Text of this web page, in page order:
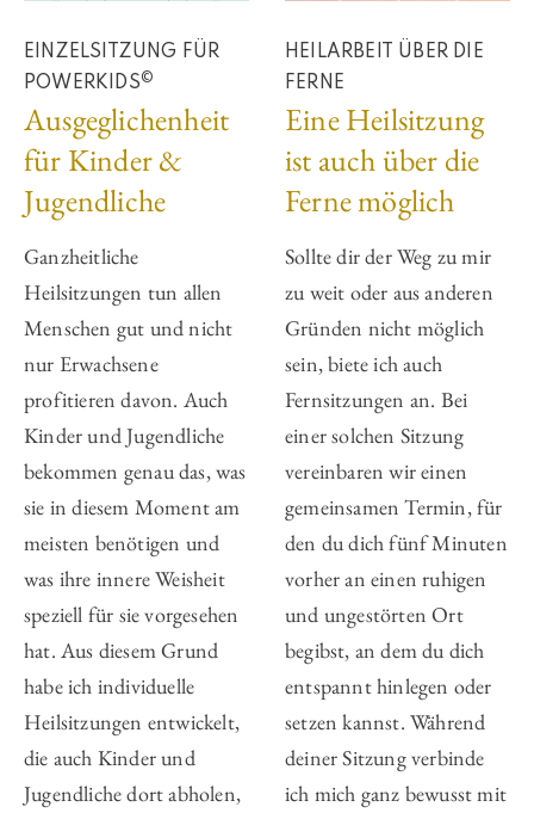
EINZELSITZUNG FÜR
POWERKIDS©
Ausgeglichenheit
für Kinder &
Jugendliche
Ganzheitliche
Heilsitzungen tun allen
Menschen gut und nicht
nur Erwachsene
profitieren davon. Auch
Kinder und Jugendliche
bekommen genau das, was
sie in diesem Mo­ment am
meisten benötigen und
was ihre innere Weisheit
speziell für sie vorgesehen
hat. Aus diesem Grund
habe ich individuelle
Heilsitzungen entwickelt,
die auch Kinder und
Jugendliche dort abholen,
HEILARBEIT ÜBER DIE
FERNE
Eine Heilsitzung
ist auch über die
Ferne möglich
Sollte dir der Weg zu mir
zu weit oder aus anderen
Gründen nicht möglich
sein, biete ich auch
Fernsitzungen an. Bei
einer solchen Sitzung
vereinbaren wir einen
gemeinsamen Termin, für
den du dich fünf Minuten
vorher an einen ruhigen
und ungestörten Ort
begibst, an dem du dich
entspannt hinlegen oder
setzen kannst. Während
deiner Sitzung verbinde
ich mich ganz bewusst mit